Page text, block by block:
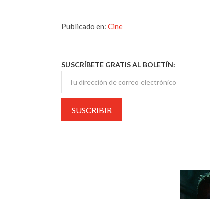
Publicado en: Cine
SUSCRÍBETE GRATIS AL BOLETÍN: